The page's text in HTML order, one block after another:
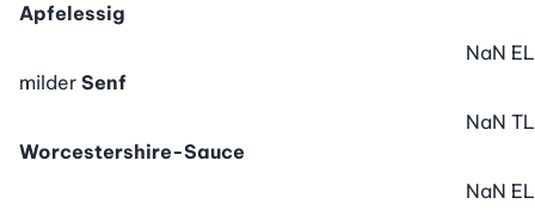
Apfelessig
milder Senf
NaN EL
Worcestershire-Sauce
NaN TL
NaN EL